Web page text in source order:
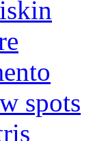
spots